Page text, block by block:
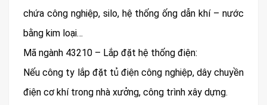
chứa công nghiệp, silo, hệ thống ống dẫn khí – nước
bằng kim loại…
Mã ngành 43210 – Lắp đặt hệ thống điện:
Nếu công ty lắp đặt tủ điện công nghiệp, dây chuyền
điện cơ khí trong nhà xưởng, công trình xây dựng.